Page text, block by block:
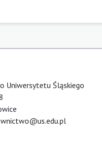
Uniwersytetu Śląskiego